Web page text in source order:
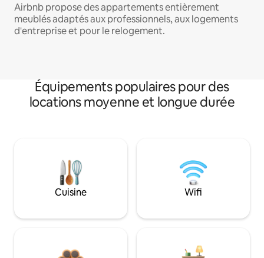
Airbnb propose des appartements entièrement
meublés adaptés aux professionnels, aux logements
d'entreprise et pour le relogement.
Équipements populaires pour des
locations moyenne et longue durée
Cuisine Wifi